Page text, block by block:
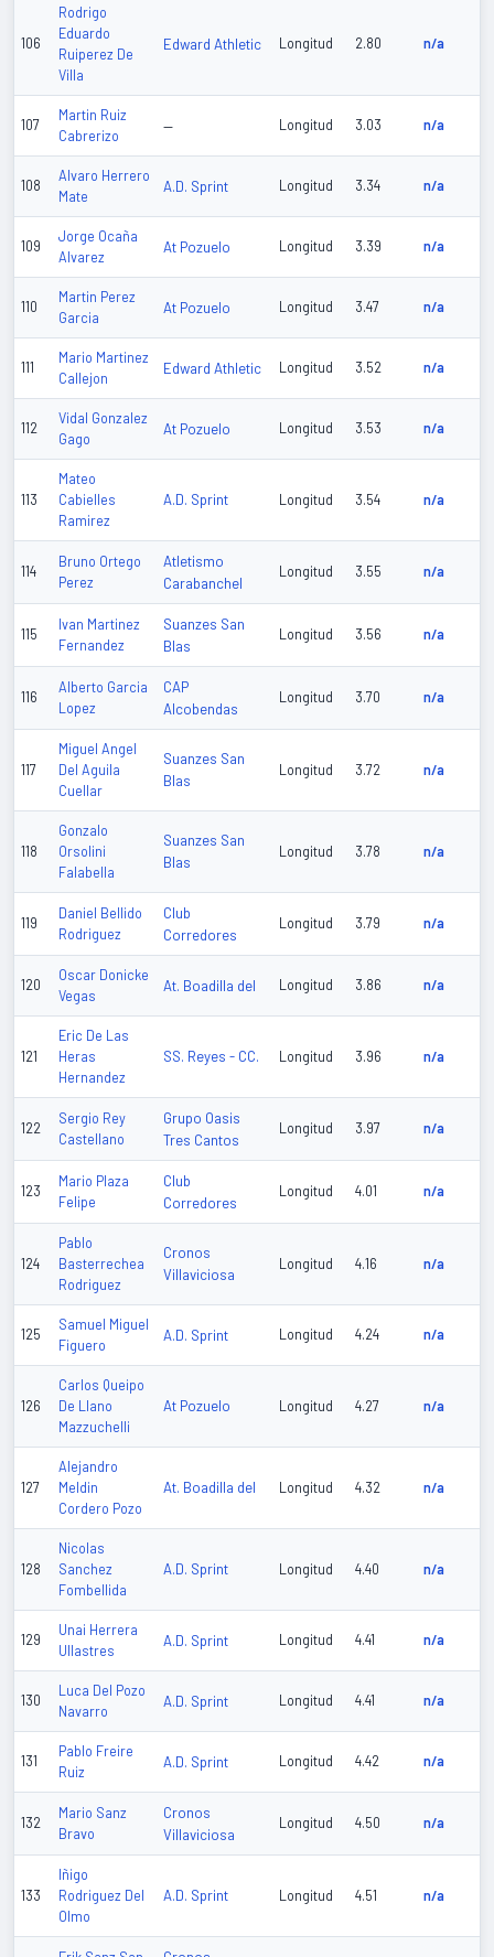
106
Rodrigo
Eduardo
Ruiperez De
Villa
Edward Athletic Longitud 2.80 n/a
107
Martin Ruiz
Cabrerizo
— Longitud 3.03 n/a
108
Alvaro Herrero
Mate
A.D. Sprint Longitud 3.34 n/a
109
Jorge Ocaña
Alvarez
At Pozuelo Longitud 3.39 n/a
110
Martin Perez
Garcia
At Pozuelo Longitud 3.47 n/a
111
Mario Martinez
Callejon
Edward Athletic Longitud 3.52 n/a
112
Vidal Gonzalez
Gago
At Pozuelo Longitud 3.53 n/a
113
Mateo
Cabielles
Ramirez
A.D. Sprint Longitud 3.54 n/a
114
Bruno Ortego
Perez
Atletismo
Carabanchel
Longitud 3.55 n/a
115
Ivan Martinez
Fernandez
Suanzes San
Blas
Longitud 3.56 n/a
116
Alberto Garcia
Lopez
CAP
Alcobendas
Longitud 3.70 n/a
117
Miguel Angel
Del Aguila
Cuellar
Suanzes San
Blas
Longitud 3.72 n/a
118
Gonzalo
Orsolini
Falabella
Suanzes San
Blas
Longitud 3.78 n/a
119
Daniel Bellido
Rodriguez
Club
Corredores
Longitud 3.79 n/a
120
Oscar Donicke
Vegas
At. Boadilla del Longitud 3.86 n/a
121
Eric De Las
Heras
Hernandez
SS. Reyes - CC. Longitud 3.96 n/a
122
Sergio Rey
Castellano
Grupo Oasis
Tres Cantos
Longitud 3.97 n/a
123
Mario Plaza
Felipe
Club
Corredores
Longitud 4.01 n/a
124
Pablo
Basterrechea
Rodriguez
Cronos
Villaviciosa
Longitud 4.16 n/a
125
Samuel Miguel
Figuero
A.D. Sprint Longitud 4.24 n/a
126
Carlos Queipo
De Llano
Mazzuchelli
At Pozuelo Longitud 4.27 n/a
127
Alejandro
Meldin
Cordero Pozo
At. Boadilla del Longitud 4.32 n/a
128
Nicolas
Sanchez
Fombellida
A.D. Sprint Longitud 4.40 n/a
129
Unai Herrera
Ullastres
A.D. Sprint Longitud 4.41 n/a
130
Luca Del Pozo
Navarro
A.D. Sprint Longitud 4.41 n/a
131
Pablo Freire
Ruiz
A.D. Sprint Longitud 4.42 n/a
132
Mario Sanz
Bravo
Cronos
Villaviciosa
Longitud 4.50 n/a
133
Iñigo
Rodriguez Del
Olmo
A.D. Sprint Longitud 4.51 n/a